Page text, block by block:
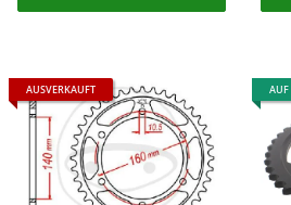
AUSVERKAUFT AUF